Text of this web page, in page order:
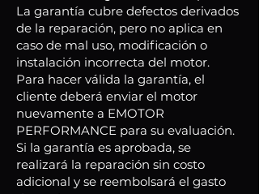
La garantía cubre defectos derivados
de la reparación, pero no aplica en
caso de mal uso, modificación o
instalación incorrecta del motor.
Para hacer válida la garantía, el
cliente deberá enviar el motor
nuevamente a EMOTOR
PERFORMANCE para su evaluación.
Si la garantía es aprobada, se
realizará la reparación sin costo
adicional y se reembolsará el gasto